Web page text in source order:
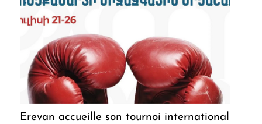
Erevan accueille son tournoi international